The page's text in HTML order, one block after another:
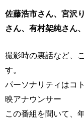
佐藤浩市さん、宮沢
さん、有村架純さん、
撮影時の裏話など、
す。
パーソナリティはコ
映アナウンサー
この番組を聞いて、